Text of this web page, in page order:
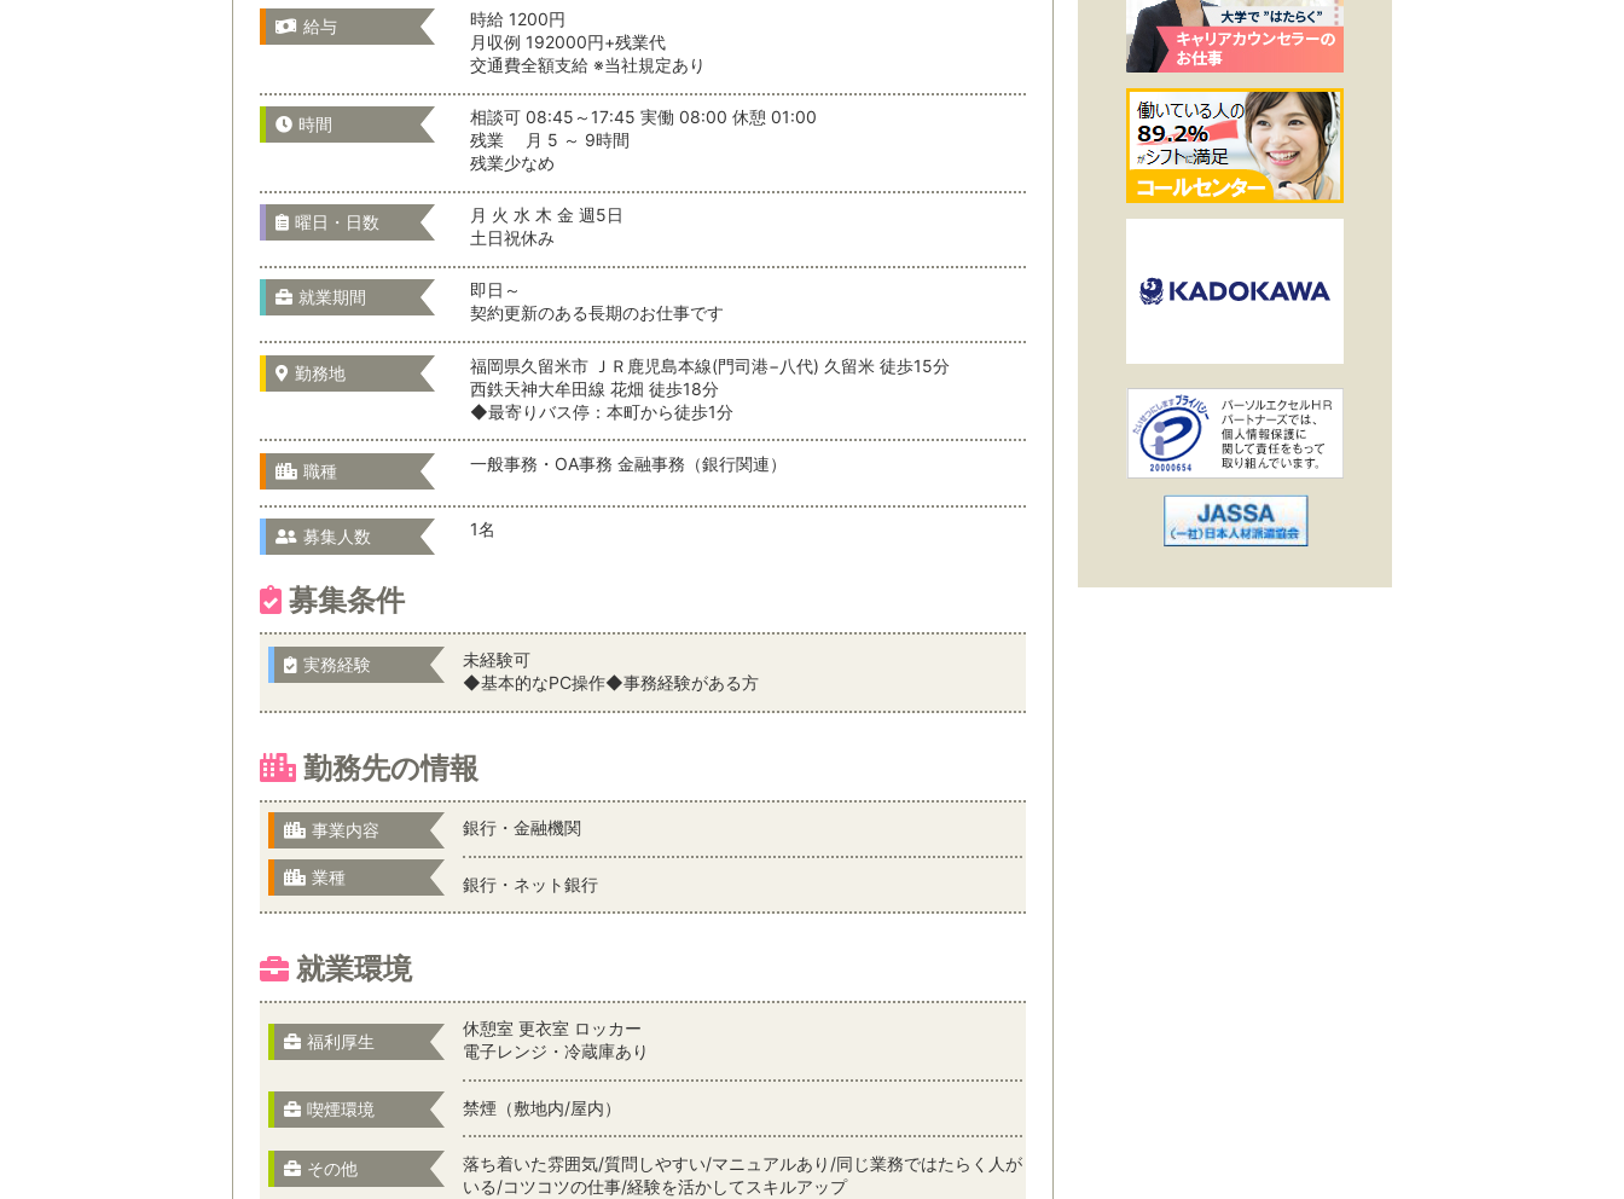
給与
時給 1200円
月収例 192000円+残業代
交通費全額支給 ※当社規定あり
時間
相談可 08:45～17:45 実働 08:00 休憩 01:00
残業 月 5 ～ 9時間
残業少なめ
曜日・日数
月 火 水 木 金 週5日
土日祝休み
就業期間
即日～
契約更新のある長期のお仕事です
勤務地
福岡県久留米市 ＪＲ鹿児島本線(門司港−八代) 久留米 徒歩15分
西鉄天神大牟田線 花畑 徒歩18分
◆最寄りバス停：本町から徒歩1分
職種 一般事務・OA事務 金融事務（銀行関連）
募集人数 1名
募集条件
実務経験
未経験可
◆基本的なPC操作◆事務経験がある方
勤務先の情報
事業内容 銀行・金融機関
業種 銀行・ネット銀行
就業環境
福利厚生
休憩室 更衣室 ロッカー
電子レンジ・冷蔵庫あり
喫煙環境 禁煙（敷地内/屋内）
その他
落ち着いた雰囲気/質問しやすい/マニュアルあり/同じ業務ではたらく人が
いる/コツコツの仕事/経験を活かしてスキルアップ